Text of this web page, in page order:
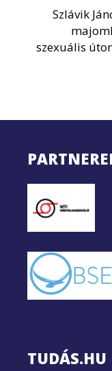
Szlávik
szexuális
TUDÁS.HU